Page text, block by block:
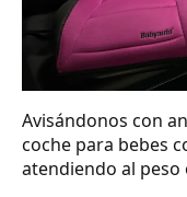
Avisándonos con
coche para bebes
atendiendo al peso